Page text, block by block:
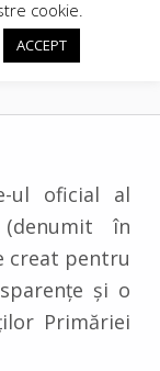
ul oficial al
în
creat pentru
și o
Primăriei
cookie.
ACCEPT